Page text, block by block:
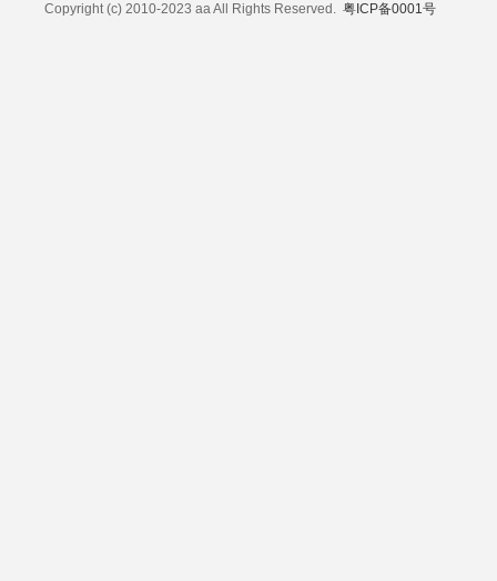
Copyright (c) 2010-2023 aa All Rights Reserved. 粤ICP备0001号